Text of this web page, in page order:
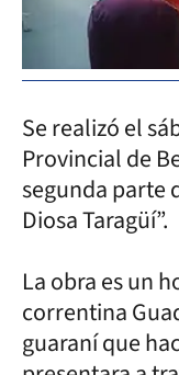
Se realizó el
Provincial de
segunda parte
Diosa Taragüí”.
La obra es un
correntina
guaraní que